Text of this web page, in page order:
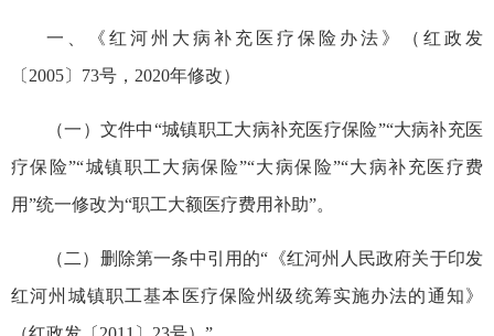
一、《红河州大病补充医疗保险办法》（红政发
〔2005〕73号，2020年修改）
（一）文件中“城镇职工大病补充医疗保险”“大病补充医
疗保险”“城镇职工大病保险”“大病保险”“大病补充医疗费
用”统一修改为“职工大额医疗费用补助”。
（二）删除第一条中引用的“《红河州人民政府关于印发
红河州城镇职工基本医疗保险州级统筹实施办法的通知》